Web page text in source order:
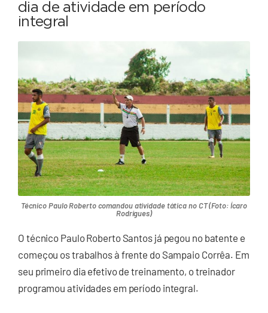
dia de atividade em período
integral
Técnico Paulo Roberto comandou atividade tática no CT (Foto: Ícaro
Rodrigues)
O técnico Paulo Roberto Santos já pegou no batente e
começou os trabalhos à frente do Sampaio Corrêa. Em
seu primeiro dia efetivo de treinamento, o treinador
programou atividades em período integral.